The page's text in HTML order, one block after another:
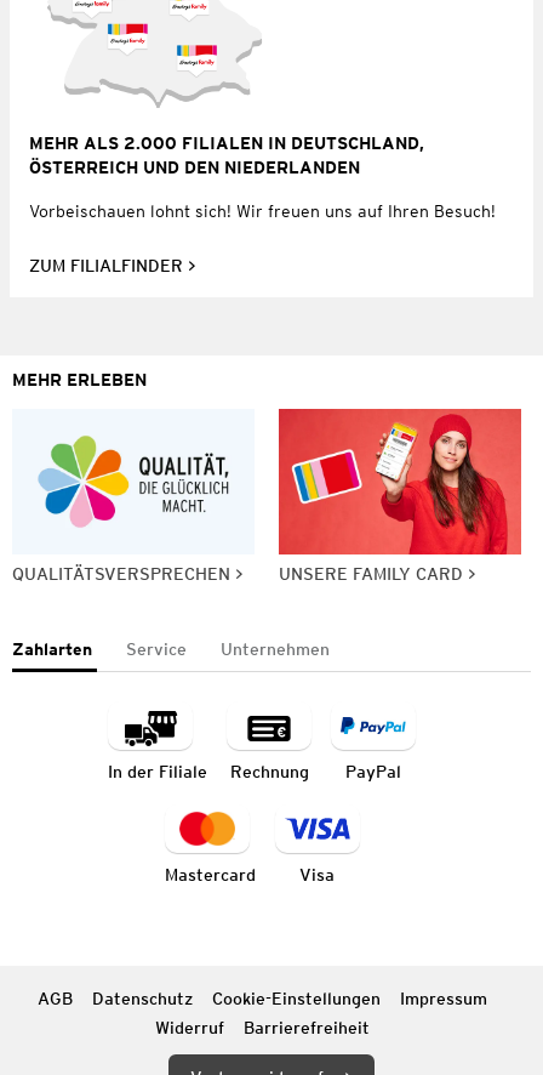
MEHR ALS 2.000 FILIALEN IN DEUTSCHLAND,
ÖSTERREICH UND DEN NIEDERLANDEN
Vorbeischauen lohnt sich! Wir freuen uns auf Ihren Besuch!
ZUM FILIALFINDER
MEHR ERLEBEN
QUALITÄTSVERSPRECHEN UNSERE FAMILY CARD
Zahlarten Service Unternehmen
In der Filiale Rechnung PayPal
Mastercard Visa
AGB Datenschutz Cookie-Einstellungen
Impressum
Widerruf
Barrierefreiheit